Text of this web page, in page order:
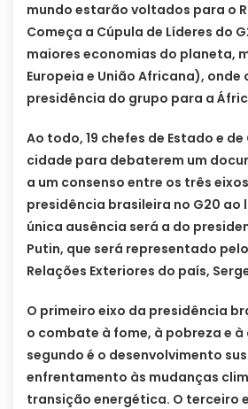
mundo estarão voltados para o
Começa a Cúpula de Líderes do
maiores economias do planeta,
Europeia e União Africana), onde
presidência do grupo para a
Ao todo, 19 chefes de Estado e
cidade para debaterem um
a um consenso entre os três
presidência brasileira no G20 ao
única ausência será a do
Putin, que será representado
Relações Exteriores do país,
O primeiro eixo da presidência
o combate à fome, à pobreza e
segundo é o desenvolvimento
enfrentamento às mudanças
transição energética. O terceiro